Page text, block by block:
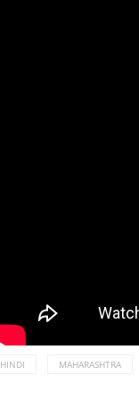
HINDI MAHARASHTRA